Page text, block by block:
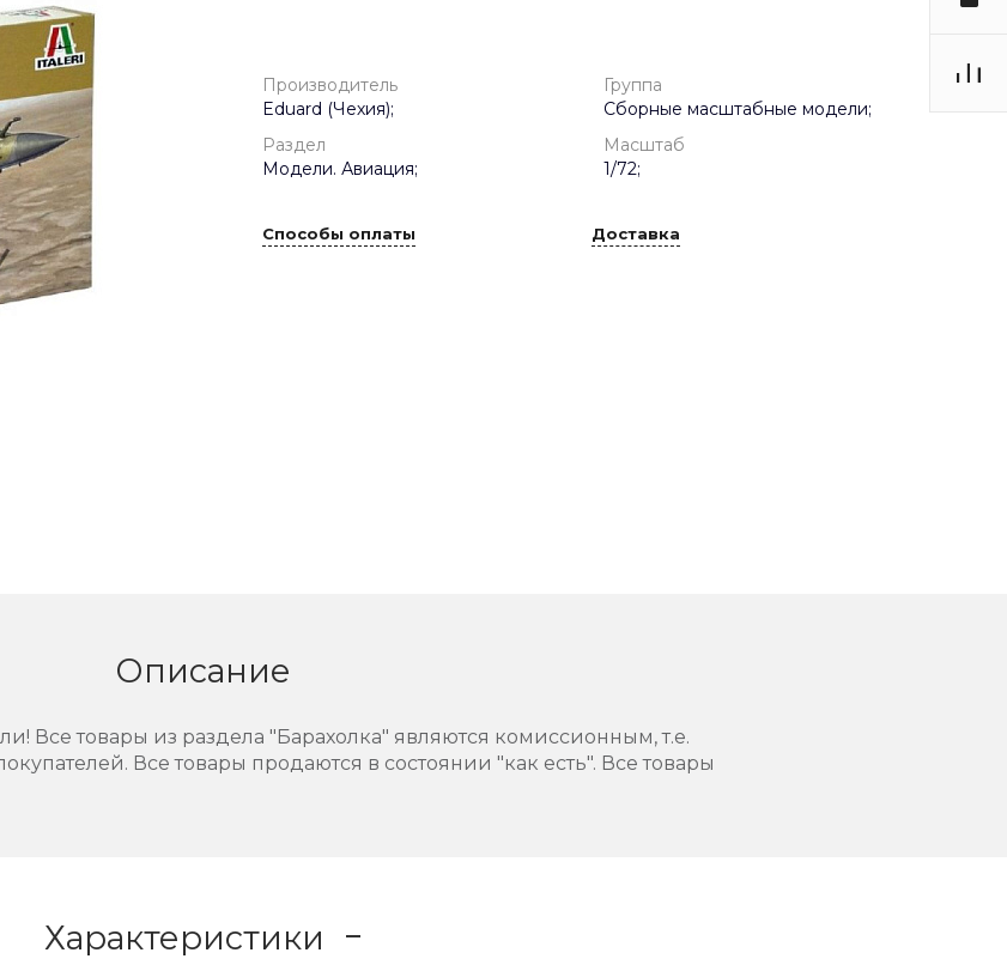
Производитель
Eduard (Чехия);
Группа
Сборные масштабные модели;
Раздел
Модели. Авиация;
Масштаб
1/72;
Способы оплаты Доставка
Описание
Все товары из раздела "Барахолка" являются комиссионным, т.е.
Все товары продаются в состоянии "как есть". Все товары
Характеристики